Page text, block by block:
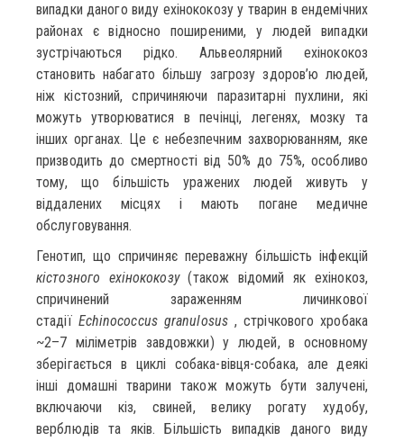
випадки даного виду ехінококозу у тварин в ендемічних
районах є відносно поширеними, у людей випадки
зустрічаються рідко. Альвеолярний ехінококоз
становить набагато більшу загрозу здоров’ю людей,
ніж кістозний, спричиняючи паразитарні пухлини, які
можуть утворюватися в печінці, легенях, мозку та
інших органах. Це є небезпечним захворюванням, яке
призводить до смертності від 50% до 75%, особливо
тому, що більшість уражених людей живуть у
віддалених місцях і мають погане медичне
обслуговування.
Генотип, що спричиняє переважну більшість інфекцій
кістозного ехінококозу(також відомий як ехінокоз,
спричинений зараженням личинкової
стадії Echinococcus granulosus, стрічкового хробака
~2–7 міліметрів завдовжки) у людей, в основному
зберігається в циклі собака-вівця-собака, але деякі
інші домашні тварини також можуть бути залучені,
включаючи кіз, свиней, велику рогату худобу,
верблюдів та яків. Більшість випадків даного виду